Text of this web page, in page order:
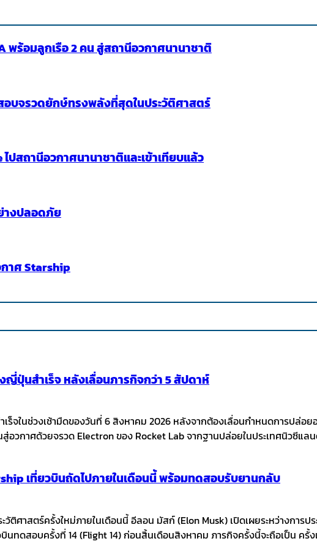
พร้อมลูกเรือ 2 คน สู่สถานีอวกาศนานาชาติ
บจรวดยักษ์ทรงพลังที่สุดในประวัติศาสตร์
ปสถานีอวกาศนานาชาติและเข้าเทียบแล้ว
างปลอดภัย
าศ Starship
ปุ่นสำเร็จ หลังเลื่อนภารกิจกว่า 5 สัปดาห์
จในช่วงเช้ามืดของวันที่ 6 สิงหาคม 2026 หลังจากต้องเลื่อนกำหนดการปล่อ
วกาศด้วยจรวด Electron ของ Rocket Lab จากฐานปล่อยในประเทศนิวซีแลน
เที่ยวบินถัดไปภายในเดือนนี้ พร้อมทดสอบรับยานกลับ
ติศาสตร์ครั้งใหม่ภายในเดือนนี้ อีลอน มัสก์ (Elon Musk) เปิดเผยระหว่างการ
ทดสอบครั้งที่ 14 (Flight 14) ก่อนสิ้นเดือนสิงหาคม ภารกิจครั้งนี้จะถือเป็น ครั้